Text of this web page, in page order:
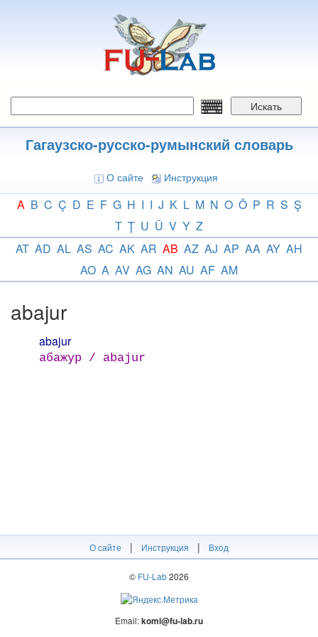
Искать
Гагаузско-русско-румынский словарь
О сайте Инструкция
A B C Ç D E F G H I I J K L M N O Ö P R S Ş
T Ţ U Ü V Y Z
AT AD AL AS AC AK AR AB AZ AJ AP AA AY AH
AO A AV AG AN AU AF AM
abajur
abajur
абажур / abajur
О сайте | Инструкция | Вход
© FU-Lab2026
Email:komi@fu-lab.ru